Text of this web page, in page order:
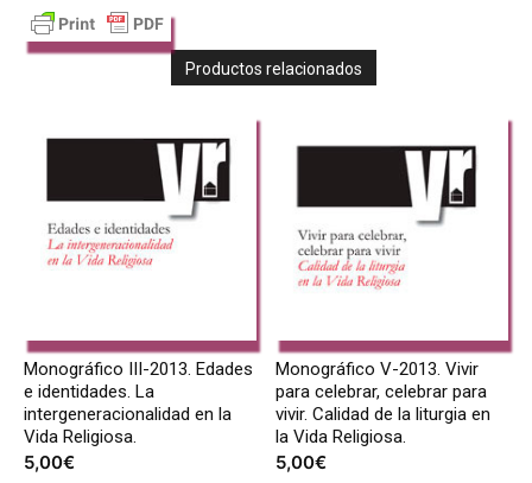
Productos relacionados
Monográfico III-2013. Edades
e identidades. La
intergeneracionalidad en la
Vida Religiosa.
5,00€
Monográfico V-2013. Vivir
para celebrar, celebrar para
vivir. Calidad de la liturgia en
la Vida Religiosa.
5,00€